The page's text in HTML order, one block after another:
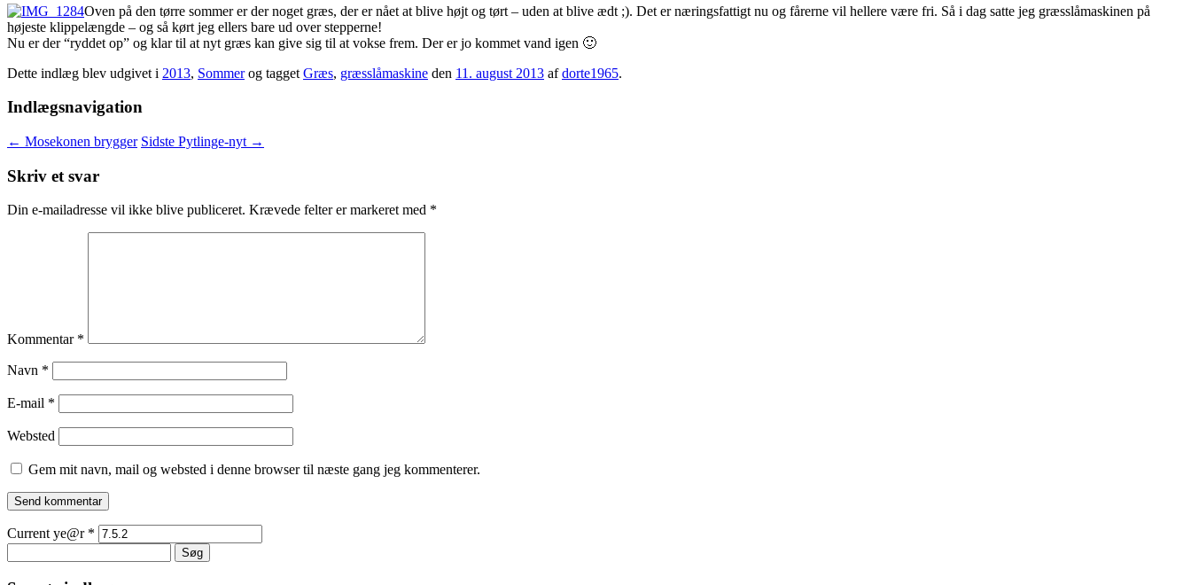
Oven på den tørre sommer er der noget græs, der er nået at blive højt og tørt – uden at blive ædt ;). Det er næringsfattigt nu og fårerne vil hellere være fri. Så i dag satte jeg græsslåmaskinen på
højeste klippelængde – og så kørt jeg ellers bare ud over stepperne!
Nu er der “ryddet op” og klar til at nyt græs kan give sig til at vokse frem. Der er jo kommet vand igen 🙂
Dette indlæg blev udgivet i 2013, Sommerog tagget Græs, græsslåmaskine den 11. august 2013 afdorte1965.
Indlægsnavigation
← Mosekonen brygger Sidste Pytlinge-nyt →
Skriv et svar
Din e-mailadresse vil ikke blive publiceret. Krævede felter er markeret med *
Kommentar *
Navn *
E-mail *
Websted
Gem mit navn, mail og websted i denne browser til næste gang jeg kommenterer.
Current ye@r *
efter: